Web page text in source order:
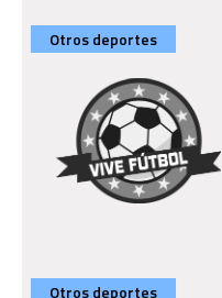
Otros deportes
Otros deportes